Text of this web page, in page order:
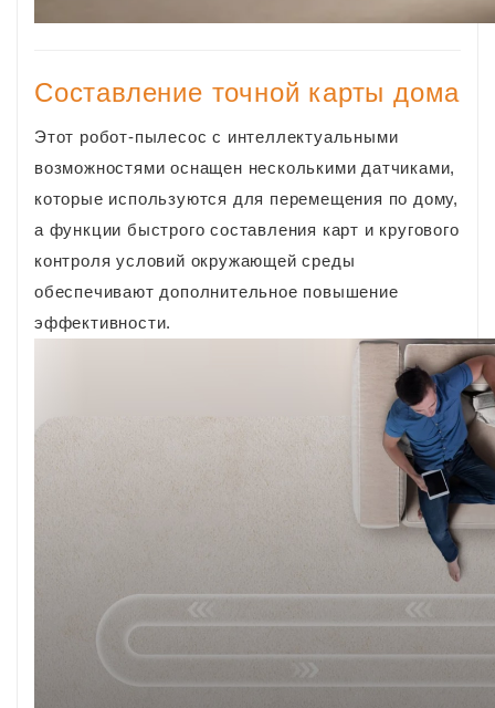
Составление точной карты дома
Этот робот-пылесос с интеллектуальными
возможностями оснащен несколькими датчиками,
которые используются для перемещения по дому,
а функции быстрого составления карт и кругового
контроля условий окружающей среды
обеспечивают дополнительное повышение
эффективности.